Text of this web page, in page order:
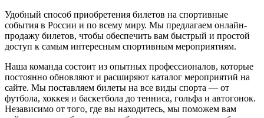
Удобный способ приобретения билетов на спортивные
события в России и по всему миру. Мы предлагаем онлайн-
продажу билетов, чтобы обеспечить вам быстрый и простой
доступ к самым интересным спортивным мероприятиям.
Наша команда состоит из опытных профессионалов, которые
постоянно обновляют и расширяют каталог мероприятий на
сайте. Мы поставляем билеты на все виды спорта — от
футбола, хоккея и баскетбола до тенниса, гольфа и автогонок.
Независимо от того, где вы находитесь, мы поможем вам